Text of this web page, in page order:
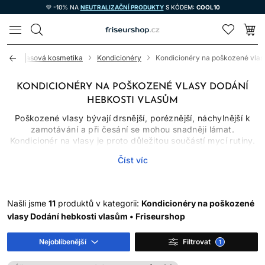
💜 -10% NA NEUTRALIZAČNÍ PRODUKTYS KÓDEM: COOL10
LOMAX
Vlasová kosmetika Kondicionéry Kondicionéry na poškozené
KONDICIONÉRY NA POŠKOZENÉ VLASY DODÁNÍ
HEBKOSTI VLASŮM
Poškozené vlasy bývají drsnější, poréznější, náchylnější k
zamotávání a při česání se mohou snadněji lámat.
Kondicionér na vlasy je proto důležitou součástí mycí rutiny.
snižuje tření mezi prameny, usnadňuje rozčesávání a
zesvětlováním, častým tepelným stylingem nebo
mechanickou zátěží.
Kondicionéry nedokážou biologicky „vyléčit“ již poškozenou
část vlasu, protože viditelné vlasové vlákno není živá tkáň.
Číst víc
Našli jsme 11 produktů v kategorii: Kondicionéry na poškozené
vlasy Dodání hebkosti vlasům • Friseurshop
Nejoblíbenější Filtrovat 1